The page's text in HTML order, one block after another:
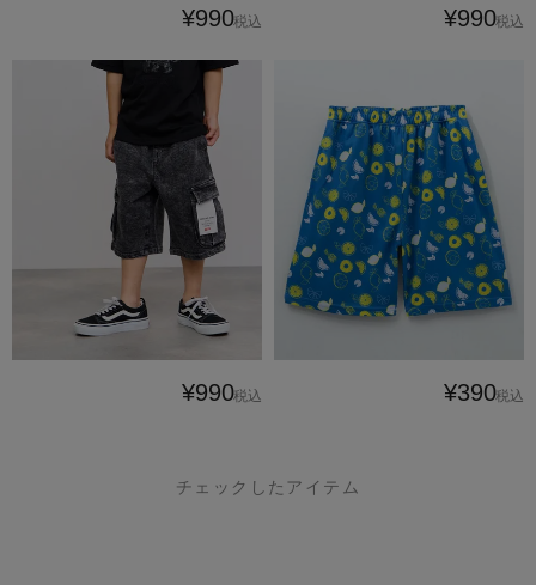
¥990税込 ¥990税込
¥990税込 ¥390税込
チェックしたアイテム